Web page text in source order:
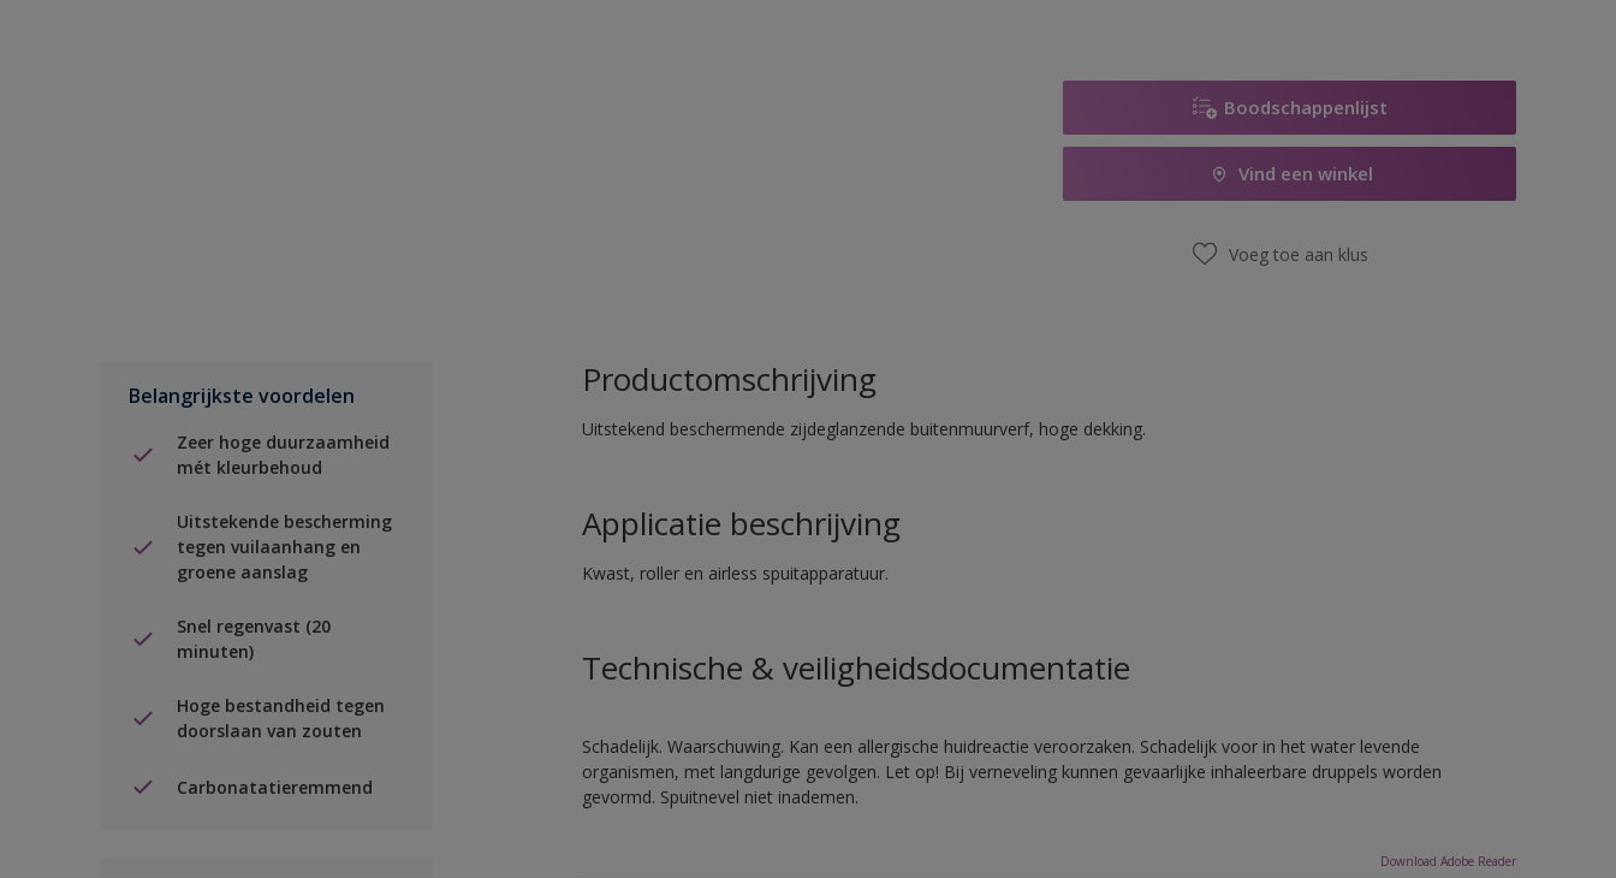
Boodschappenlijst
Vind een winkel
Voeg toe aan klus
Belangrijkste voordelen
Zeer hoge duurzaamheid
mét kleurbehoud
Uitstekende bescherming
tegen vuilaanhang en
groene aanslag
Snel regenvast (20
minuten)
Hoge bestandheid tegen
doorslaan van zouten
Carbonatatieremmend
Productomschrijving
Uitstekend beschermende zijdeglanzende buitenmuurverf, hoge dekking.
Applicatie beschrijving
Kwast, roller en airless spuitapparatuur.
Technische & veiligheidsdocumentatie
Schadelijk. Waarschuwing. Kan een allergische huidreactie veroorzaken. Schadelijk voor in het water levende
organismen, met langdurige gevolgen. Let op! Bij verneveling kunnen gevaarlijke inhaleerbare druppels worden
gevormd. Spuitnevel niet inademen.
Download Adobe Reader